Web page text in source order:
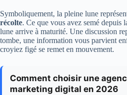
Symboliquement, la pleine lune
récolte. Ce que vous avez semé depuis
lune arrive à maturité. Une discussion
tombe, une information vous parvient
croyiez figé se remet en mouvement.
Comment choisir une
marketing digital en 2026